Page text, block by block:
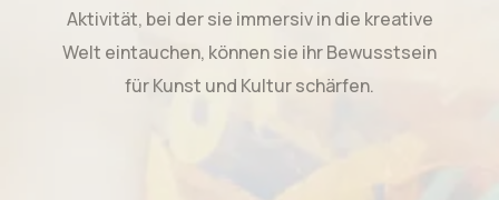
Aktivität, bei der sie immersiv in die kreative
Welt eintauchen, können sie ihr Bewusstsein
für Kunst und Kultur schärfen.